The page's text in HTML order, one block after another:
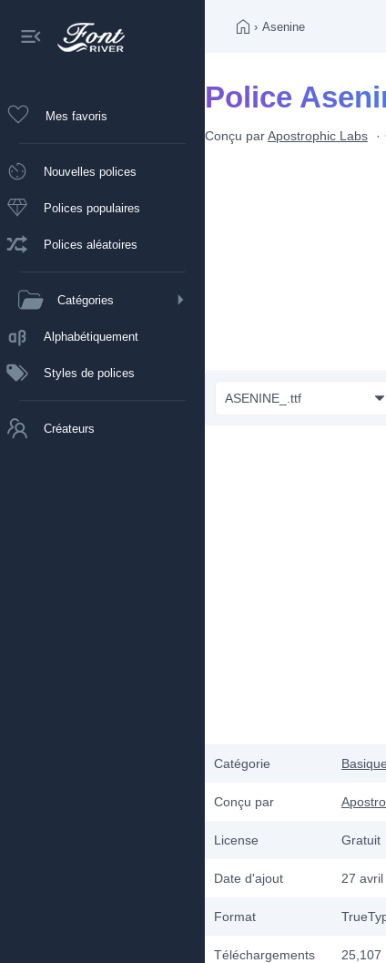
Mes favoris
Nouvelles polices
Polices populaires
Polices aléatoires
Catégories
Alphabétiquement
Styles de polices
Créateurs
› Asenine
Police
Conçu parApostrophic Labs
ASENINE_.ttf
Catégorie Basique
Conçu par
License Gratuit
Date d'ajout 27
Format
Téléchargements 25,107